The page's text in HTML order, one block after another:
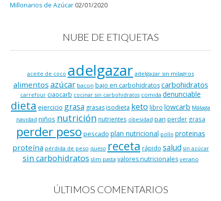
Millonarios de Azúcar 02/01/2020
NUBE DE ETIQUETAS
aceite de coco adelgazar adelgazar sin milagros
alimentos azúcar bacon bajo en carbohidratos carbohidratos
carrefour ciaocarb cocinar sin carbohidratos comida denunciable
dieta ejercicio grasa grasasisodieta keto libro lowcarb Málaga
navidad niños nutrición nutrientes obesidad pan perder grasa
perder peso pescado plan nutricional pollo proteinas
proteína pérdida de peso queso receta rápido salud sin azúcar
sin carbohidratos slim pasta valores nutricionales verano
ÚLTIMOS COMENTARIOS